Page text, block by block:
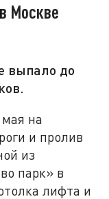
Москве
выпало до
на
и пролив
из
парк» в
лифта и